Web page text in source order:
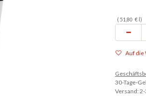
( 51,80 € )
Auf die
30-Tage-
Versand: